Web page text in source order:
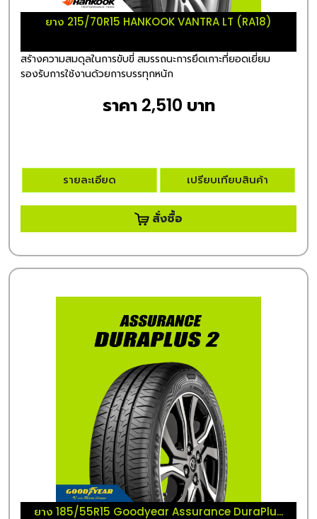
ยาง 215/70R15 HANKOOK VANTRA LT (RA18)
สร้างความสมดุลในการขับขี่ สมรรถนะการยึดเกาะที่ยอดเยี่ยม
รองรับการใช้งานด้วยการบรรทุกหนัก
ราคา 2,510 บาท
รายละเอียด เปรียบเทียบสินค้า
สั่งซื้อ
ยาง 185/55R15 Goodyear Assurance DuraPlu...